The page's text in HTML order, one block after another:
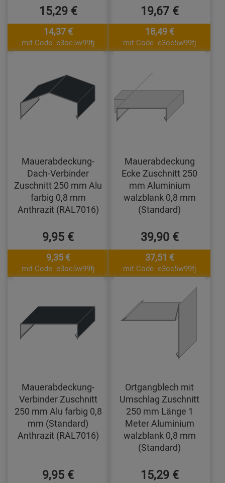
15,29 €
14,37 €
mit Code: e3oc5w99fj
19,67 €
18,49 €
mit Code: e3oc5w99fj
Mauerabdeckung-
Dach-Verbinder
Zuschnitt 250 mm Alu
farbig 0,8 mm
Anthrazit (RAL7016)
9,95 €
9,35 €
mit Code: e3oc5w99fj
Mauerabdeckung
Ecke Zuschnitt 250
mm Aluminium
walzblank 0,8 mm
(Standard)
39,90 €
37,51 €
mit Code: e3oc5w99fj
Mauerabdeckung-
Verbinder Zuschnitt
250 mm Alu farbig 0,8
mm (Standard)
Anthrazit (RAL7016)
9,95 €
Ortgangblech mit
Umschlag Zuschnitt
250 mm Länge 1
Meter Aluminium
walzblank 0,8 mm
(Standard)
15,29 €